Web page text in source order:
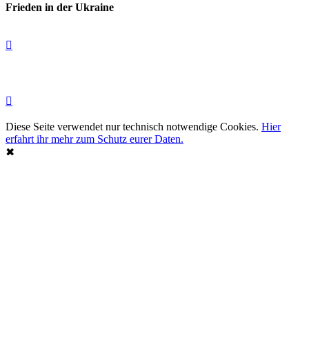
Frieden in der Ukraine
Diese Seite verwendet nur technisch notwendige Cookies. Hier
erfahrt ihr mehr zum Schutz eurer Daten.
✖